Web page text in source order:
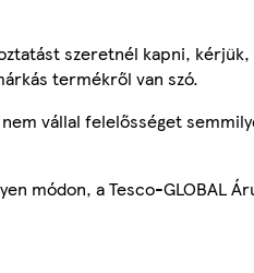
szeretnél kapni, kérjük,
termékről van szó.
vállal felelősséget
módon, a Tesco-GLOBAL